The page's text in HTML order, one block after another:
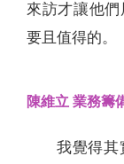
來訪才讓他
要且值得的。
陳維立 業務籌
我覺得其